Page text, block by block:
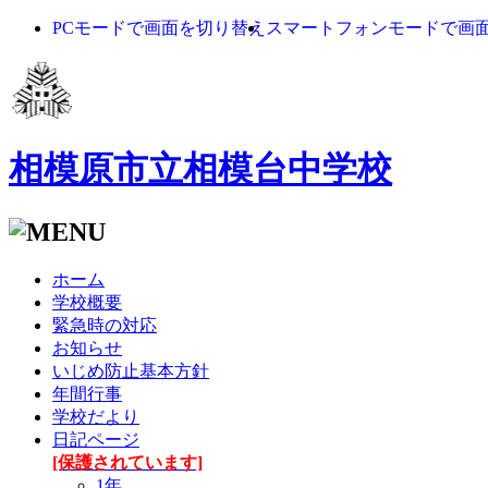
PCモードで画面を切り替え スマートフォンモードで画
相模原市立相模台中学校
ホーム
学校概要
緊急時の対応
お知らせ
いじめ防止基本方針
年間行事
学校だより
日記ページ
[保護されています]